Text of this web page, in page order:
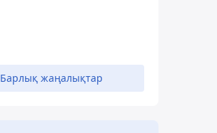
Барлық жаңалықтар